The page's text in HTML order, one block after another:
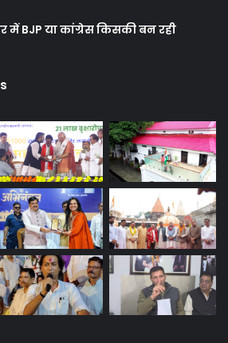
में BJP या कांग्रेस किसकी बन रही